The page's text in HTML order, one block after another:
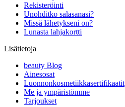
Rekisteröinti
Unohditko salasanasi?
Missä lähetykseni on?
Lunasta lahjakortti
Lisätietoja
beauty Blog
Ainesosat
Luonnonkosmetiikkasertifikaatit
Me ja ympäristömme
Tarjoukset